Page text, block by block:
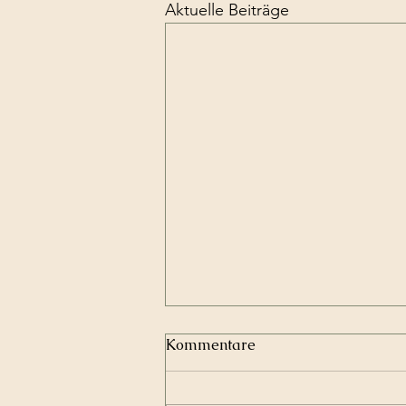
Aktuelle Beiträge
Kommentare